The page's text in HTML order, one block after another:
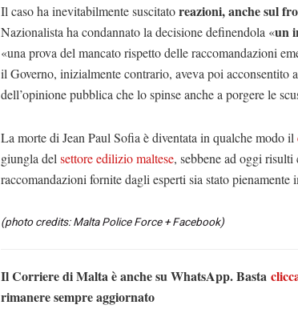
Il caso ha inevitabilmente suscitatoreazioni, anche sul
Nazionalista ha condannato la decisione definendola «un
«una prova del mancato rispetto delle raccomandazioni
il Governo, inizialmente contrario, aveva poi acconsentito
dell’opinione pubblica che lo spinse anche a porgere le
La morte di Jean Paul Sofia è diventata in qualche modo il
giungla del settore edilizio maltese, sebbene ad oggi risulti
raccomandazioni fornite dagli esperti sia stato pienamente
(photo credits: Malta Police Force + Facebook)
Il Corriere di Malta è anche su WhatsApp. Basta
rimanere sempre aggiornato